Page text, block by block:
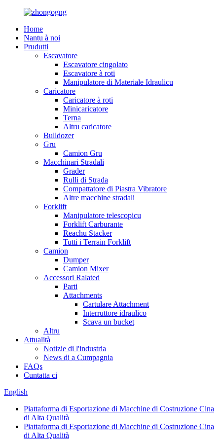
Home
Nantu à noi
Prudutti
Escavatore
Escavatore cingolato
Escavatore à roti
Manipulatore di Materiale Idraulicu
Caricatore
Caricatore à roti
Minicaricatore
Terna
Altru caricatore
Bulldozer
Gru
Camion Gru
Macchinari Stradali
Grader
Rulli di Strada
Compattatore di Piastra Vibratore
Altre macchine stradali
Forklift
Manipulatore telescopicu
Forklift Carburante
Reachu Stacker
Tutti i Terrain Forklift
Camion
Dumper
Camion Mixer
Accessori Ralated
Parti
Attachments
Cartulare Attachment
Interruttore idraulico
Scava un bucket
Altru
Attualità
Notizie di l'industria
News di a Cumpagnia
FAQs
Cuntatta ci
English
Piattaforma di Esportazione di Macchine di Costruzione Cina
di Alta Qualità
Piattaforma di Esportazione di Macchine di Costruzione Cina
di Alta Qualità